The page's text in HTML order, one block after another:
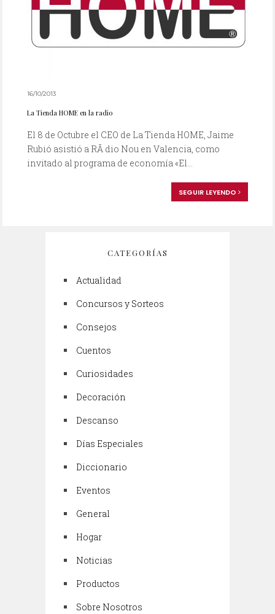
16/10/2013
La Tienda HOME en la radio
El 8 de Octubre el CEO de La Tienda HOME, Jaime
Rubió asistió a RÃ dio Nou en Valencia, como
invitado al programa de economía «El...
SEGUIR LEYENDO
CATEGORÍAS
Actualidad
Concursos y Sorteos
Consejos
Cuentos
Curiosidades
Decoración
Descanso
Días Especiales
Diccionario
Eventos
General
Hogar
Noticias
Productos
Sobre Nosotros